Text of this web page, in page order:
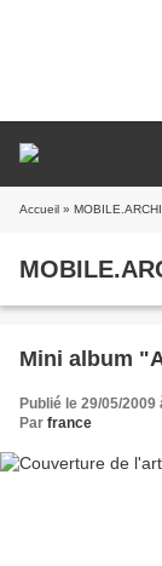
Accueil »
Mini album
Publié le 29/05/2009
Par france